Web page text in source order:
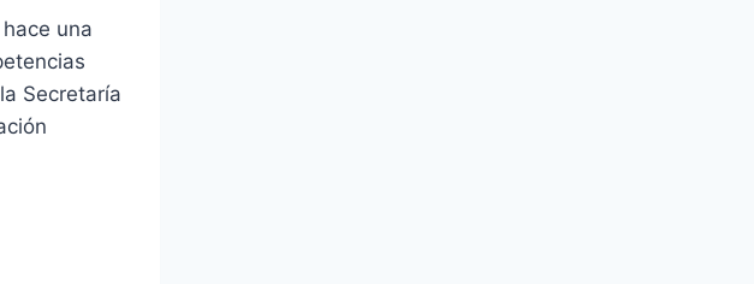
una
Secretaría